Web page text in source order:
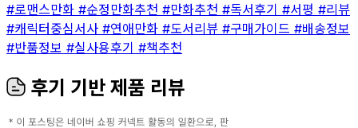
#로맨스만화 #순정만화추천 #만화추천 #독서후기 #서평 #리뷰
#캐릭터중심서사 #연애만화 #도서리뷰 #구매가이드 #배송정보
#반품정보 #실사용후기 #책추천
후기 기반 제품 리뷰